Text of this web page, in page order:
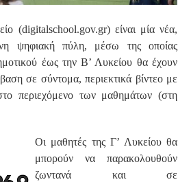
(digitalschool.gov.gr) είναι μία νέα,
ψηφιακή πύλη, μέσω της οποίας
έως την Β’ Λυκείου θα έχουν
σε σύντομα, περιεκτικά βίντεο με
περιεχόμενο των μαθημάτων (στη
Οι μαθητές της Γ’ Λυκείου θα
μπορούν να παρακολουθούν
ζωντανά και σε